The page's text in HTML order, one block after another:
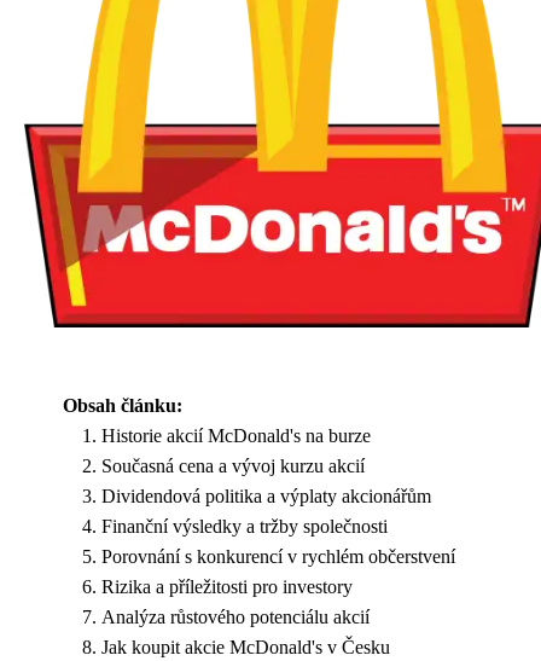
Obsah článku:
Historie akcií McDonald's na burze
Současná cena a vývoj kurzu akcií
Dividendová politika a výplaty akcionářům
Finanční výsledky a tržby společnosti
Porovnání s konkurencí v rychlém občerstvení
Rizika a příležitosti pro investory
Analýza růstového potenciálu akcií
Jak koupit akcie McDonald's v Česku